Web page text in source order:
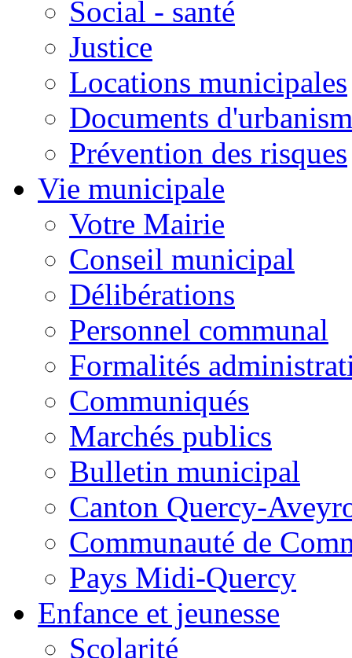
Social - santé
Justice
Locations municipales
Documents
Prévention des risques
Vie municipale
Votre Mairie
Conseil municipal
Délibérations
Personnel communal
Formalités
Communiqués
Marchés publics
Bulletin municipal
Canton Quercy-
Communauté de
Pays Midi-Quercy
Enfance et jeunesse
Scolarité